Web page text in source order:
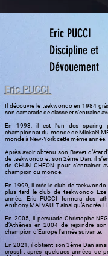
Eric PUCCI
Discipline et
Dévouement
Eric PUCCI
Il découvre le taekwondo en 1984
son camarade de classe et s’entraine
En 1993, il est l’un des sparing
championnat du monde de Mickaël
monde à New-York cette même année.
Après avoir obtenu son Brevet d’état
de taekwondo et son 2ème Dan, il
de CHUN CHEON pour
champion du monde.
En 1999, il crée le club de
plus tard le club de taekwondo
année, Eric PUCCI formera des
Anthony MALVAULT ainsi qu’Andréa
En 2005, il persuade Christophe
d’Athènes en 2004 de rejoindre
champion d’Europe l’année suivante.
En 2021, il obtient son 3ème Dan
crossfit après quelques années de